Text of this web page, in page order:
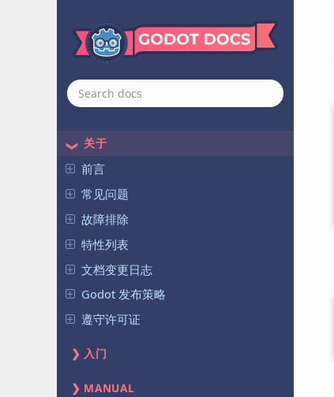
关于
前言
常见问题
故障排除
特性列表
文档变更日志
Godot 发布策略
遵守许可证
入门
MANUAL